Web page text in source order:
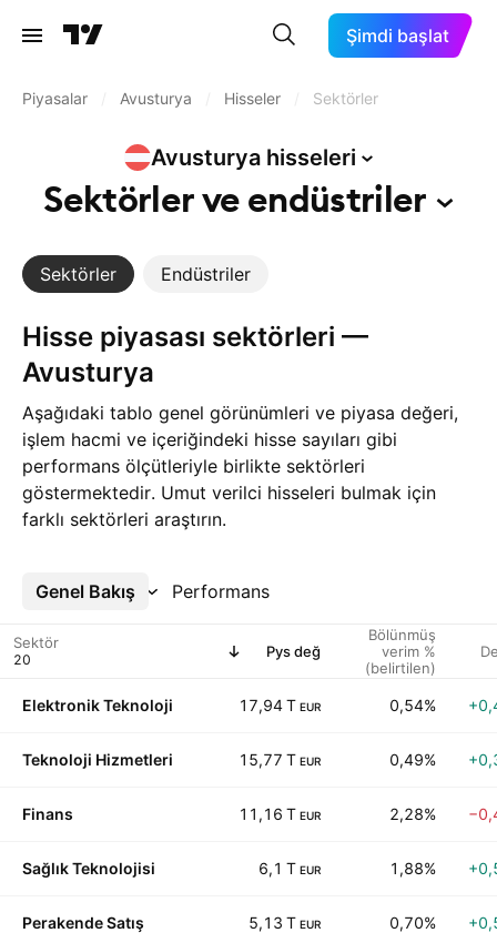
Şimdi başlat
Piyasalar Avusturya Hisseler Sektörler
Avusturya hisseleri
Sektörler veendüstriler
Sektörler Endüstriler
Hisse piyasası sektörleri —
Avusturya
Aşağıdaki tablo genel görünümleri ve piyasa değeri,
işlem hacmi ve içeriğindeki hisse sayıları gibi
performans ölçütleriyle birlikte sektörleri
göstermektedir. Umut verilci hisseleri bulmak için
farklı sektörleri araştırın.
Genel Bakış Performans
Daha Fazla
Sektör Pys değ
Bölünmüş
verim %
(belirtilen)
Elektronik Teknoloji 17,94 T EUR 0,54%
Teknoloji Hizmetleri 15,77 T EUR 0,49%
Finans 11,16 T EUR 2,28%
Sağlık Teknolojisi 6,1 T EUR 1,88%
Perakende Satış 5,13 T EUR 0,70%